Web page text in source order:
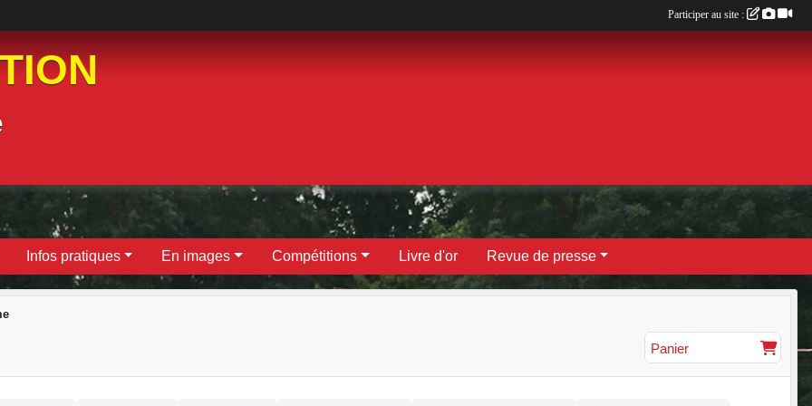
Infos pratiques En images Compétitions Livre d'or Revue de presse
Panier
Participer au site :